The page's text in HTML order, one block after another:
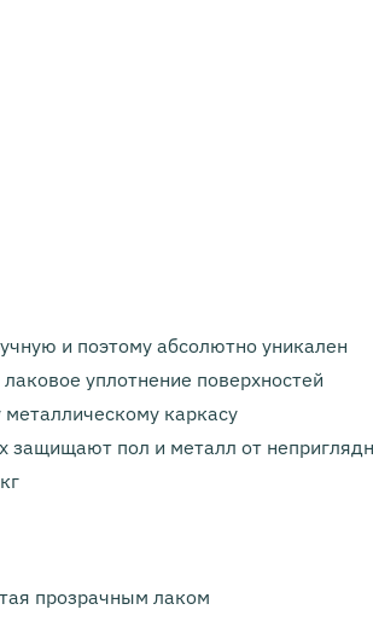
и поэтому абсолютно уникален
уплотнение поверхностей
каркасу
защищают пол и металл от
прозрачным лаком